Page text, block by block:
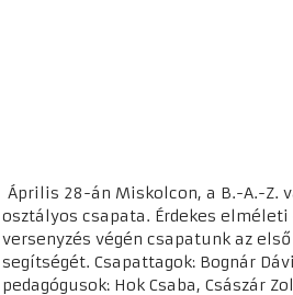
Április 28-án Miskolcon, a B.-A.-Z.
osztályos csapata. Érdekes
versenyzés végén csapatunk az
segítségét. Csapattagok: Bognár
pedagógusok: Hok Csaba, Császár